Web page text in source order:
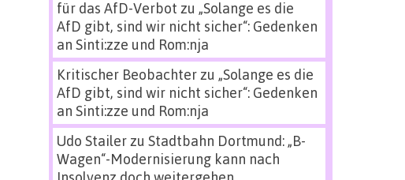
für das AfD-Verbot zu „Solange es die
AfD gibt, sind wir nicht sicher“: Gedenken
an Sinti:zze und Rom:nja
Kritischer Beobachterzu „Solange es die
AfD gibt, sind wir nicht sicher“: Gedenken
an Sinti:zze und Rom:nja
Udo Stailerzu Stadtbahn Dortmund: „B-
Wagen“-Modernisierung kann nach